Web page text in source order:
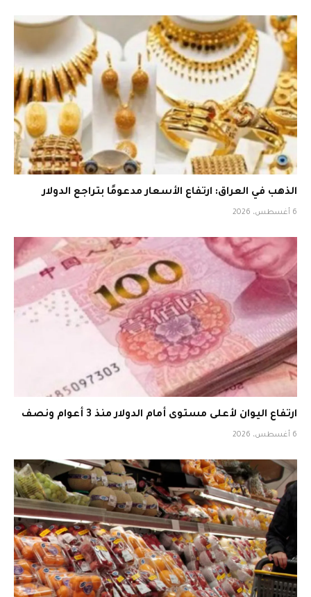
الذهب في العراق: ارتفاع الأسعار مدعومًا بتراجع الدولار
6 أغسطس، 2026
ارتفاع اليوان لأعلى مستوى أمام الدولار منذ 3 أعوام ونصف
6 أغسطس، 2026